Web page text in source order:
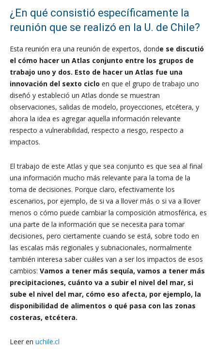
¿En qué consistió específicamente la
reunión que se realizó en la U. de Chile?
Esta reunión era una reunión de expertos, donde se discutió
el cómo hacer un Atlas conjunto entre los grupos de
trabajo uno y dos. Esto de hacer un Atlas fue una
innovación del sexto ciclo en que el grupo de trabajo uno
diseñó y estableció un Atlas donde se muestran
observaciones, salidas de modelo, proyecciones, etcétera, y
ahora la idea es agregar aquella información relevante
respecto a vulnerabilidad, respecto a riesgo, respecto a
impactos.
El trabajo de este Atlas y que sea conjunto es que sea al final
una información mucho más relevante para la toma de la
toma de decisiones. Porque claro, efectivamente los
escenarios, por ejemplo, de si va a llover más o si va a llover
menos o cómo puede cambiar la composición atmosférica, es
una parte de la información que se necesita para tomar
decisiones, pero ciertamente cuando se está, sobre todo en
las escalas más regionales y subnacionales, normalmente
también interesa saber cuáles van a ser los impactos de esos
cambios: Vamos a tener más sequía, vamos a tener más
precipitaciones, cuánto va a subir el nivel del mar, si
sube el nivel del mar, cómo eso afecta, por ejemplo, la
disponibilidad de alimentos o qué pasa con las zonas
costeras, etcétera.
Leer en uchile.cl